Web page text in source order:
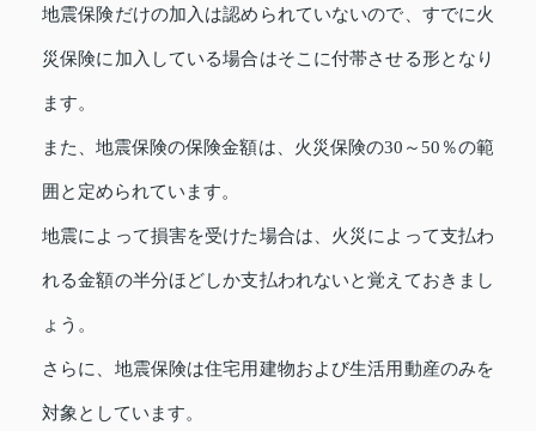
地震保険だけの加入は認められていないので、すでに火
災保険に加入している場合はそこに付帯させる形となり
ます。
また、地震保険の保険金額は、火災保険の30～50％の範
囲と定められています。
地震によって損害を受けた場合は、火災によって支払わ
れる金額の半分ほどしか支払われないと覚えておきまし
ょう。
さらに、地震保険は住宅用建物および生活用動産のみを
対象としています。